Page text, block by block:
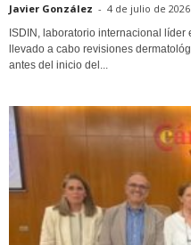
Javier González - 4 de julio de 2026
ISDIN, laboratorio internacional líder
llevado a cabo revisiones
antes del inicio del...